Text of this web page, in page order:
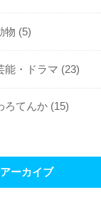
物 (5)
能・ドラマ (23)
ろてんか (15)
アーカイブ